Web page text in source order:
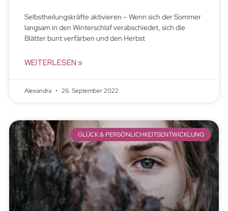
Selbstheilungskräfte aktivieren – Wenn sich der Sommer
langsam in den Winterschlaf verabschiedet, sich die
Blätter bunt verfärben und den Herbst
WEITERLESEN »
Alexandra 26. September 2022
GLÜCK & PERSÖNLICHKEITSENTWICKLUNG